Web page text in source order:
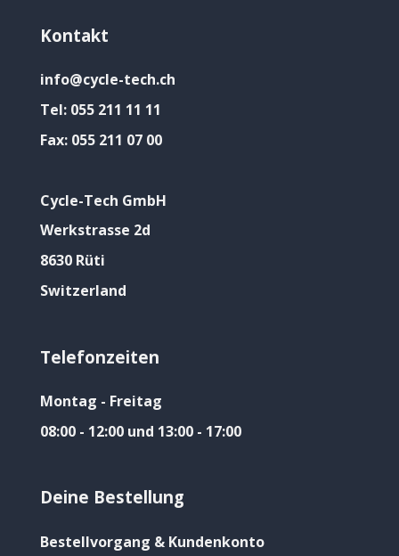
Kontakt
info@cycle-tech.ch
Tel: 055 211 11 11
Fax: 055 211 07 00
Cycle-Tech GmbH
Werkstrasse 2d
8630 Rüti
Switzerland
Telefonzeiten
Montag - Freitag
08:00 - 12:00 und 13:00 - 17:00
Deine Bestellung
Bestellvorgang & Kundenkonto